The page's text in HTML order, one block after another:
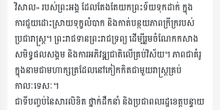
វិសាល» របស់ព្រះអង្គ ដែលតែងតែយកព្រះទ័យទុកដាក់ ក្នុង
ការជួយដោះស្រាយទុក្ខលំបាក និងកាត់បន្ថយភាពក្រីក្ររបស់
ប្រជារាស្ត្រ។ ព្រះរាជទានព្រះរាជទ្រព្យ ដើម្បីរួមចំណែកកសាង
សមិទ្ធផលសង្គម និងការអភិវឌ្ឍជាតិលើគ្រប់វិស័យ។ ភាពជាគំរូ
ក្នុងនាមជាមហាក្សត្រដែលនៅកៀកកិតជាមួយរាស្ត្រគ្រប់
កាលៈទេសៈ។
ជាទីបញ្ចប់នៃសារលិខិត ថ្នាក់ដឹកនាំ និងប្រជាពលរដ្ឋខេត្តបន្ទាយ